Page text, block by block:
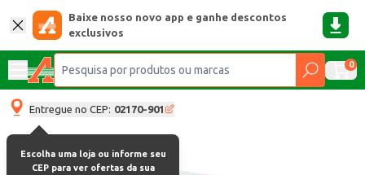
Baixe nosso novo app e ganhe descontos
exclusivos
0
Entregue no CEP: 02170-901
Escolha uma loja ou informe seu
CEP para ver ofertas da sua